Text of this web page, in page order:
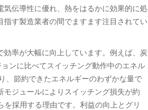
伝導性に優れ、熱をはるかに効果的に処
す製造業者の間でますます注目されてい
率が大幅に向上しています。例えば、炭
ンに比べてスイッチング動作中のエネル
、節約できたエネルギーのわずかな量で
ジュールによりスイッチング損失が約
採用する理由です。利益の向上とグリ